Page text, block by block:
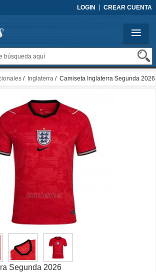
LOGIN CREAR CUENTA
/ Inglaterra / Camiseta Inglaterra Segunda 2026
Segunda 2026